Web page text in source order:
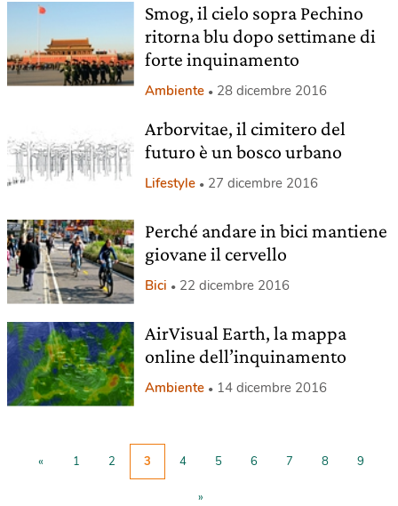
Smog, il cielo sopra Pechino
ritorna blu dopo settimane di
forte inquinamento
Ambiente 28 dicembre 2016
Arborvitae, il cimitero del
futuro è un bosco urbano
Lifestyle 27 dicembre 2016
Perché andare in bici mantiene
giovane il cervello
Bici 22 dicembre 2016
AirVisual Earth, la mappa
online dell’inquinamento
Ambiente 14 dicembre 2016
« 1 2 3 4 5 6 7 8 9
»